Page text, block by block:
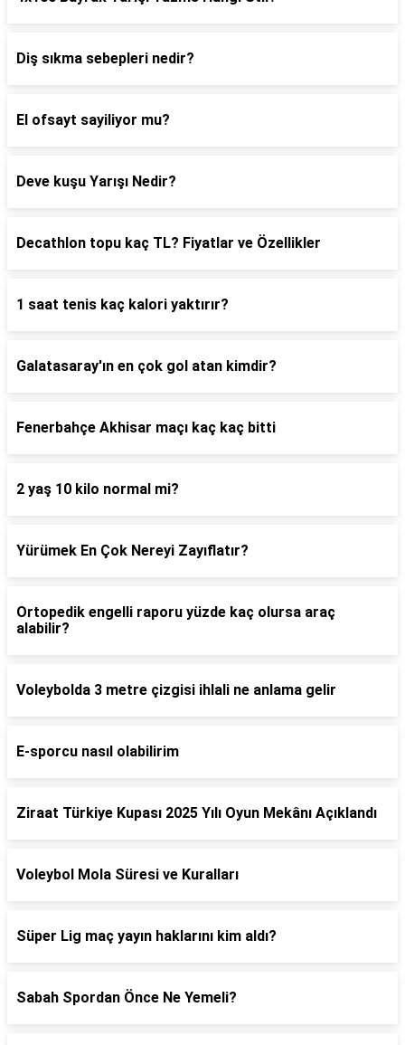
Diş sıkma sebepleri nedir?
El ofsayt sayiliyor mu?
Deve kuşu Yarışı Nedir?
Decathlon topu kaç TL? Fiyatlar ve Özellikler
1 saat tenis kaç kalori yaktırır?
Galatasaray'ın en çok gol atan kimdir?
Fenerbahçe Akhisar maçı kaç kaç bitti
2 yaş 10 kilo normal mi?
Yürümek En Çok Nereyi Zayıflatır?
Ortopedik engelli raporu yüzde kaç olursa araç
alabilir?
Voleybolda 3 metre çizgisi ihlali ne anlama gelir
E-sporcu nasıl olabilirim
Ziraat Türkiye Kupası 2025 Yılı Oyun Mekânı Açıklandı
Voleybol Mola Süresi ve Kuralları
Süper Lig maç yayın haklarını kim aldı?
Sabah Spordan Önce Ne Yemeli?